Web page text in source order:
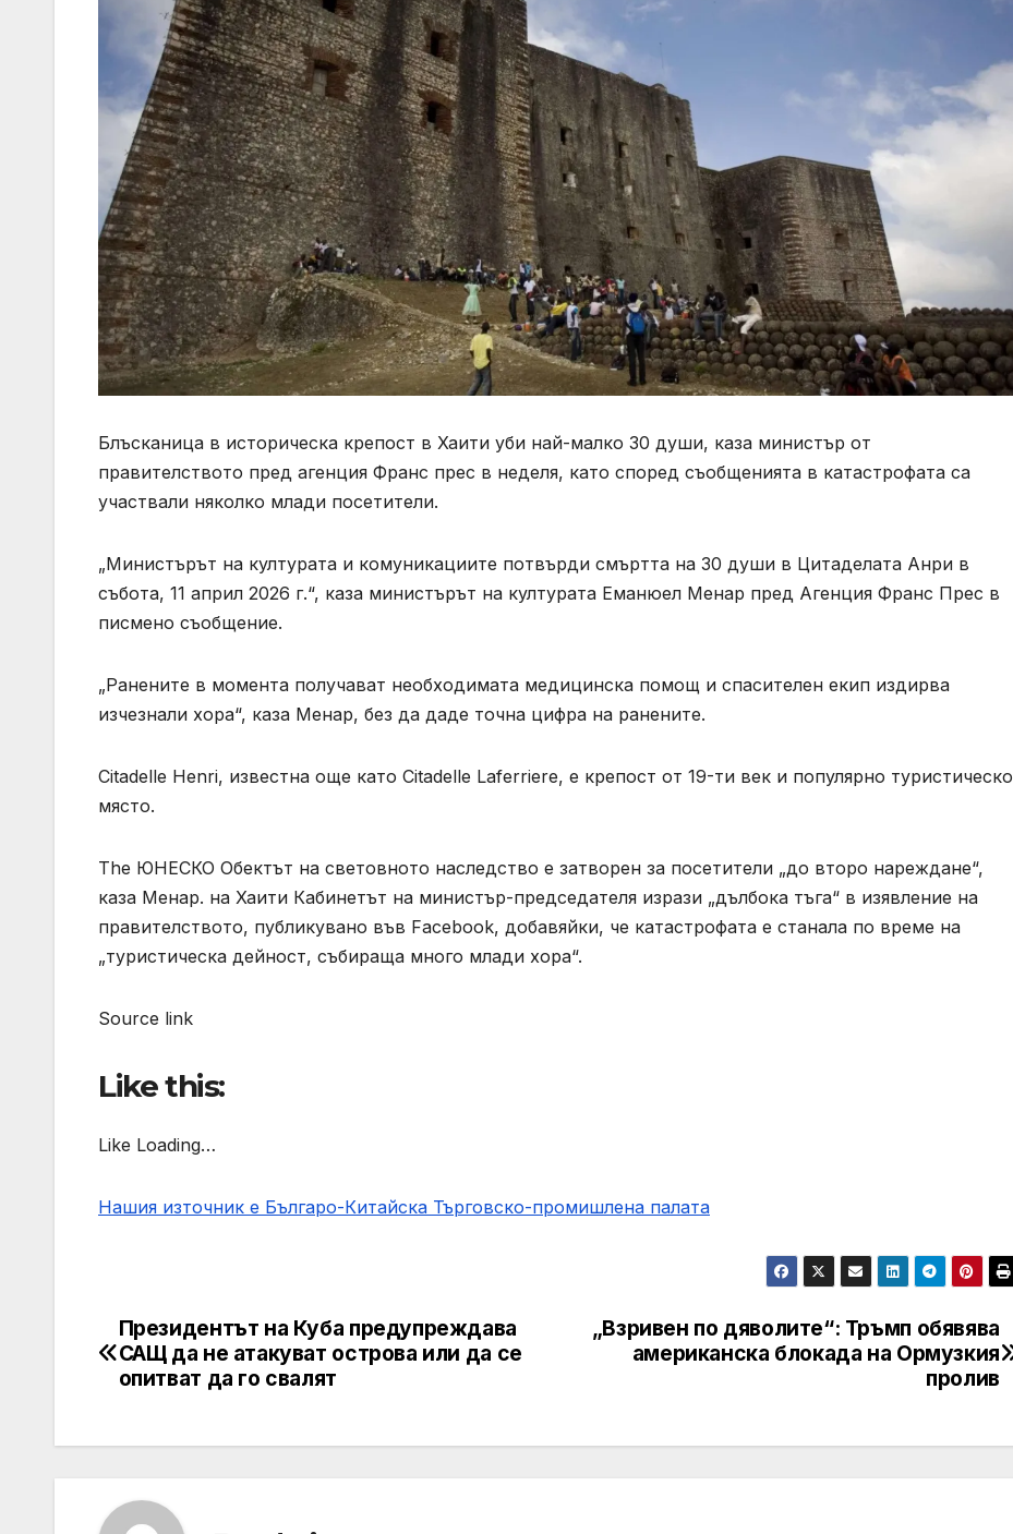
Блъсканица в историческа крепост в Хаити уби най-малко 30 души, каза министър от
правителството пред агенция Франс прес в неделя, като според съобщенията в катастрофата са
участвали няколко млади посетители.
„Министърът на културата и комуникациите потвърди смъртта на 30 души в Цитаделата Анри в
събота, 11 април 2026 г.“, каза министърът на културата Еманюел Менар пред Агенция Франс Прес в
писмено съобщение.
„Ранените в момента получават необходимата медицинска помощ и спасителен екип издирва
изчезнали хора“, каза Менар, без да даде точна цифра на ранените.
Citadelle Henri, известна още като Citadelle Laferriere, е крепост от 19-ти век и популярно туристическо
място.
The ЮНЕСКО Обектът на световното наследство е затворен за посетители „до второ нареждане“,
каза Менар. на Хаити Кабинетът на министър-председателя изрази „дълбока тъга“ в изявление на
правителството, публикувано във Facebook, добавяйки, че катастрофата е станала по време на
„туристическа дейност, събираща много млади хора“.
Source link
Like this:
Like Loading…
Нашия източник е Българо-Китайска Търговско-промишлена палaта
Post
navigation
„Взривен по дяволите“: Тръмп обявява
американска блокада на Ормузкия
пролив
Президентът на Куба предупреждава
САЩ да не атакуват острова или да се
опитват да го свалят